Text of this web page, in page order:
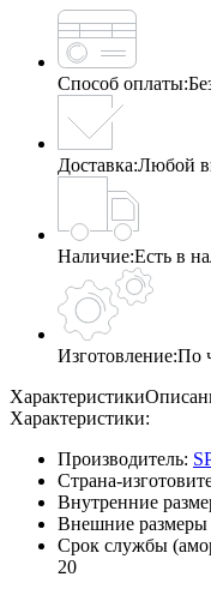
Способ оплаты:
Доставка:Любой
Наличие:Есть в
Изготовление:По
Характеристики
Характеристики:
Производитель:
Страна-
Внутренние
Внешние
Срок службы
20